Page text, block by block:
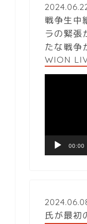
戦争生中
ラの緊張
たな戦争
WION
ヤ
00:00
氏が最初